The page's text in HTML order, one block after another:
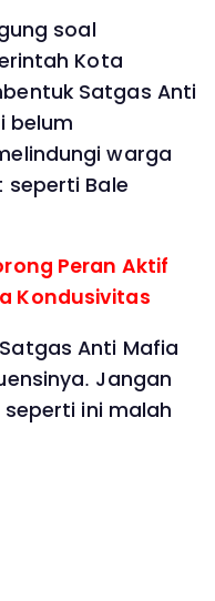
soal
Kota
Satgas Anti
belum
warga
Bale
Peran Aktif
Kondusivitas
Anti Mafia
Jangan
ini malah